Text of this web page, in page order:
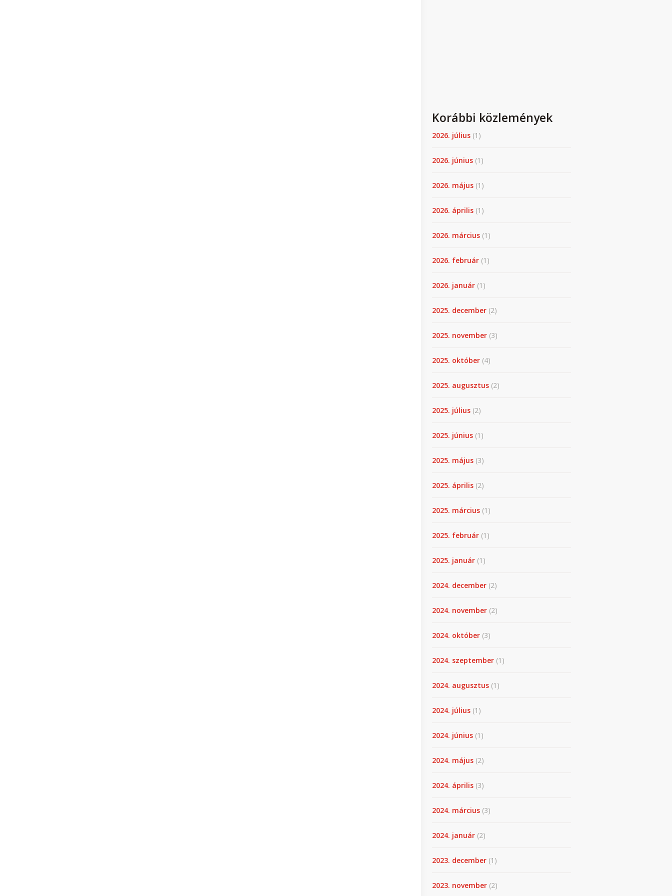
Korábbi közlemények
2026. július (1)
2026. június (1)
2026. május (1)
2026. április (1)
2026. március (1)
2026. február (1)
2026. január (1)
2025. december (2)
2025. november (3)
2025. október (4)
2025. augusztus (2)
2025. július (2)
2025. június (1)
2025. május (3)
2025. április (2)
2025. március (1)
2025. február (1)
2025. január (1)
2024. december (2)
2024. november (2)
2024. október (3)
2024. szeptember (1)
2024. augusztus (1)
2024. július (1)
2024. június (1)
2024. május (2)
2024. április (3)
2024. március (3)
2024. január (2)
2023. december (1)
2023. november (2)